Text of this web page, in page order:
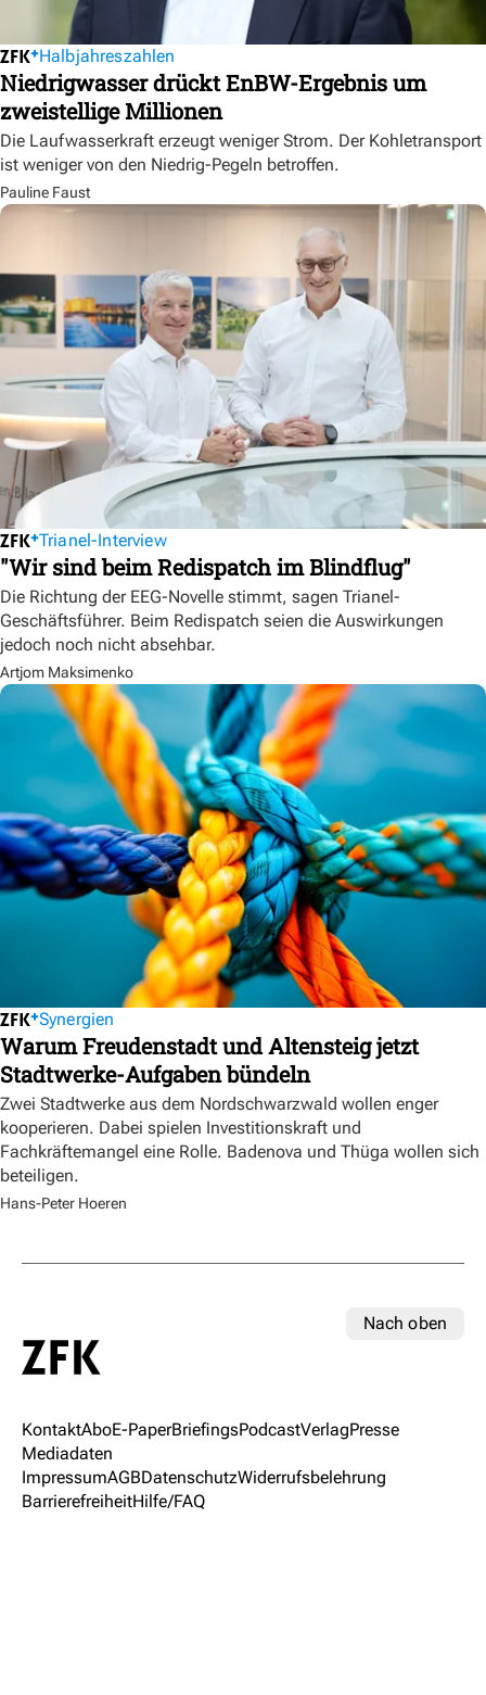
Halbjahreszahlen
Niedrigwasser drückt EnBW-Ergebnis um
zweistellige Millionen
Die Laufwasserkraft erzeugt weniger Strom. Der Kohletransport
ist weniger von den Niedrig-Pegeln betroffen.
Pauline Faust
Trianel-Interview
"Wir sind beim Redispatch im Blindflug"
Die Richtung der EEG-Novelle stimmt, sagen Trianel-
Geschäftsführer. Beim Redispatch seien die Auswirkungen
jedoch noch nicht absehbar.
Artjom Maksimenko
Synergien
Warum Freudenstadt und Altensteig jetzt
Stadtwerke-Aufgaben bündeln
Zwei Stadtwerke aus dem Nordschwarzwald wollen enger
kooperieren. Dabei spielen Investitionskraft und
Fachkräftemangel eine Rolle. Badenova und Thüga wollen sich
beteiligen.
Hans-Peter Hoeren
Nach oben
KontaktAboE-PaperBriefingsPodcastVerlagPresse
Mediadaten
ImpressumAGBDatenschutzWiderrufsbelehrung
BarrierefreiheitHilfe/FAQ